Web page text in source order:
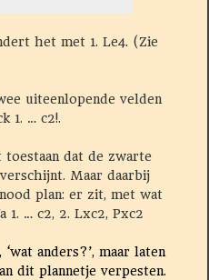
het met 1. Le4. (Zie
uiteenlopende velden
1. … c2!.
toestaan dat de zwarte
Maar daarbij
plan: er zit, met wat
1. … c2, 2. Lxc2, Pxc2
anders?’, maar laten
dit plannetje verpesten.